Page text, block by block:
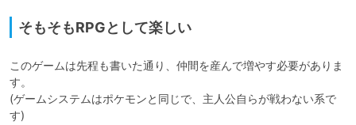
そもそもRPGとして楽しい
このゲームは先程も書いた通り、仲間を産んで増やす必要がありま
す。
(ゲームシステムはポケモンと同じで、主人公自らが戦わない系で
す)